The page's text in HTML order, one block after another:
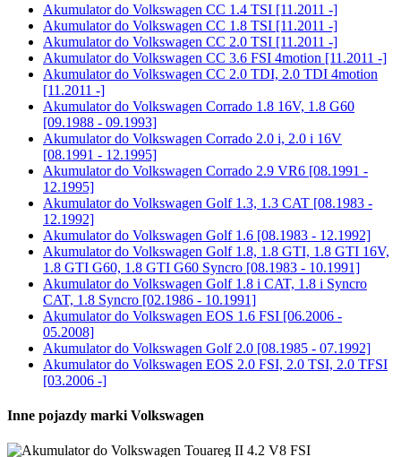
Akumulator do Volkswagen CC 1.4 TSI [11.2011 -]
Akumulator do Volkswagen CC 1.8 TSI [11.2011 -]
Akumulator do Volkswagen CC 2.0 TSI [11.2011 -]
Akumulator do Volkswagen CC 3.6 FSI 4motion [11.2011 -]
Akumulator do Volkswagen CC 2.0 TDI, 2.0 TDI 4motion
[11.2011 -]
Akumulator do Volkswagen Corrado 1.8 16V, 1.8 G60
[09.1988 - 09.1993]
Akumulator do Volkswagen Corrado 2.0 i, 2.0 i 16V
[08.1991 - 12.1995]
Akumulator do Volkswagen Corrado 2.9 VR6 [08.1991 -
12.1995]
Akumulator do Volkswagen Golf 1.3, 1.3 CAT [08.1983 -
12.1992]
Akumulator do Volkswagen Golf 1.6 [08.1983 - 12.1992]
Akumulator do Volkswagen Golf 1.8, 1.8 GTI, 1.8 GTI 16V,
1.8 GTI G60, 1.8 GTI G60 Syncro [08.1983 - 10.1991]
Akumulator do Volkswagen Golf 1.8 i CAT, 1.8 i Syncro
CAT, 1.8 Syncro [02.1986 - 10.1991]
Akumulator do Volkswagen EOS 1.6 FSI [06.2006 -
05.2008]
Akumulator do Volkswagen Golf 2.0 [08.1985 - 07.1992]
Akumulator do Volkswagen EOS 2.0 FSI, 2.0 TSI, 2.0 TFSI
[03.2006 -]
Inne pojazdy marki Volkswagen